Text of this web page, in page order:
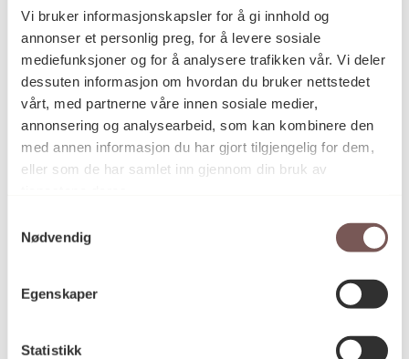
Vi bruker informasjonskapsler for å gi innhold og
annonser et personlig preg, for å levere sosiale
mediefunksjoner og for å analysere trafikken vår. Vi deler
dessuten informasjon om hvordan du bruker nettstedet
vårt, med partnerne våre innen sosiale medier,
annonsering og analysearbeid, som kan kombinere den
med annen informasjon du har gjort tilgjengelig for dem,
eller som de har samlet inn gjennom din bruk av
Nødvendig
Egenskaper
Statistikk
Postadresse
Postboks 6994
St. Olavs plass